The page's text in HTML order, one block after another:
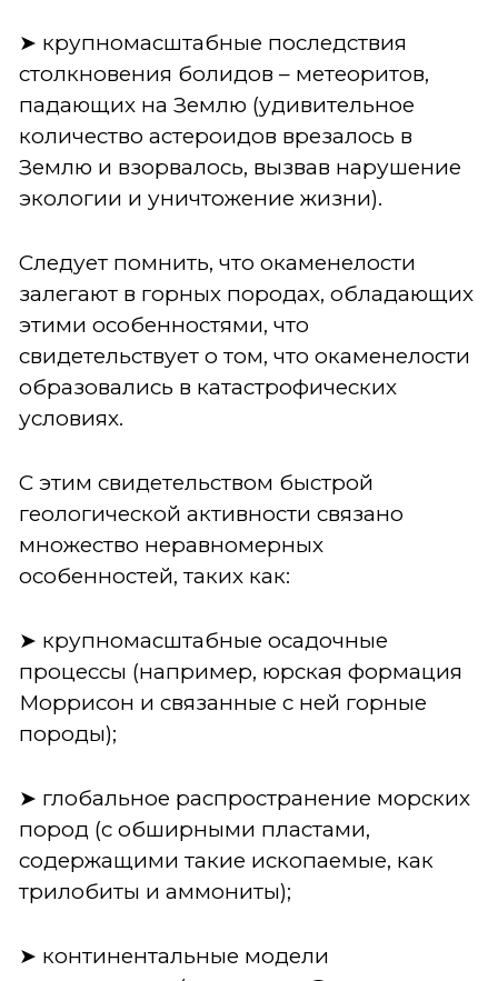
➤ крупномасштабные последствия
столкновения болидов – метеоритов,
падающих на Землю (удивительное
количество астероидов врезалось в
Землю и взорвалось, вызвав нарушение
экологии и уничтожение жизни).
Следует помнить, что окаменелости
залегают в горных породах, обладающих
этими особенностями, что
свидетельствует о том, что окаменелости
образовались в катастрофических
условиях.
С этим свидетельством быстрой
геологической активности связано
множество неравномерных
особенностей, таких как:
➤ крупномасштабные осадочные
процессы (например, юрская формация
Моррисон и связанные с ней горные
породы);
➤ глобальное распространение морских
пород (с обширными пластами,
содержащими такие ископаемые, как
трилобиты и аммониты);
➤ континентальные модели